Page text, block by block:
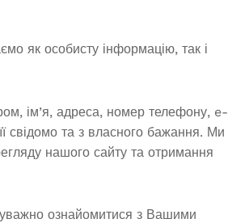
як особисту інформацію, так і
ім’я, адреса, номер телефону, e-
свідомо та з власного бажання. Ми
нашого сайту та отримання
ознайомитися з Вашими